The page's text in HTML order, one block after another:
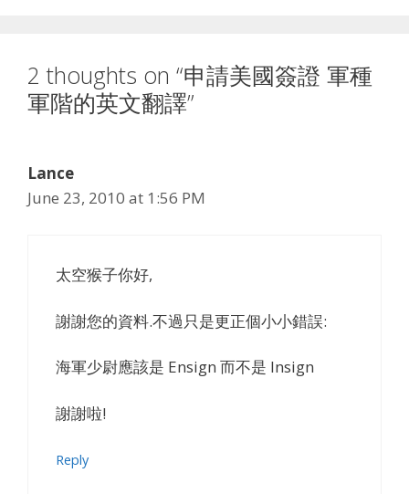
2 thoughts on “申請美國簽證 軍種
軍階的英文翻譯”
Lance
June 23, 2010 at 1:56 PM
太空猴子你好,
謝謝您的資料.不過只是更正個小小錯誤:
海軍少尉應該是 Ensign 而不是 lnsign
謝謝啦!
Reply